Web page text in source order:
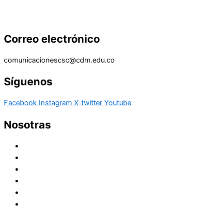
Correo electrónico
comunicacionescsc@cdm.edu.co
Síguenos
Facebook Instagram X-twitter Youtube
Nosotras